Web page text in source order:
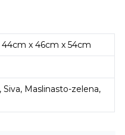
x 46cm x 54cm
Siva, Maslinasto-zelena,